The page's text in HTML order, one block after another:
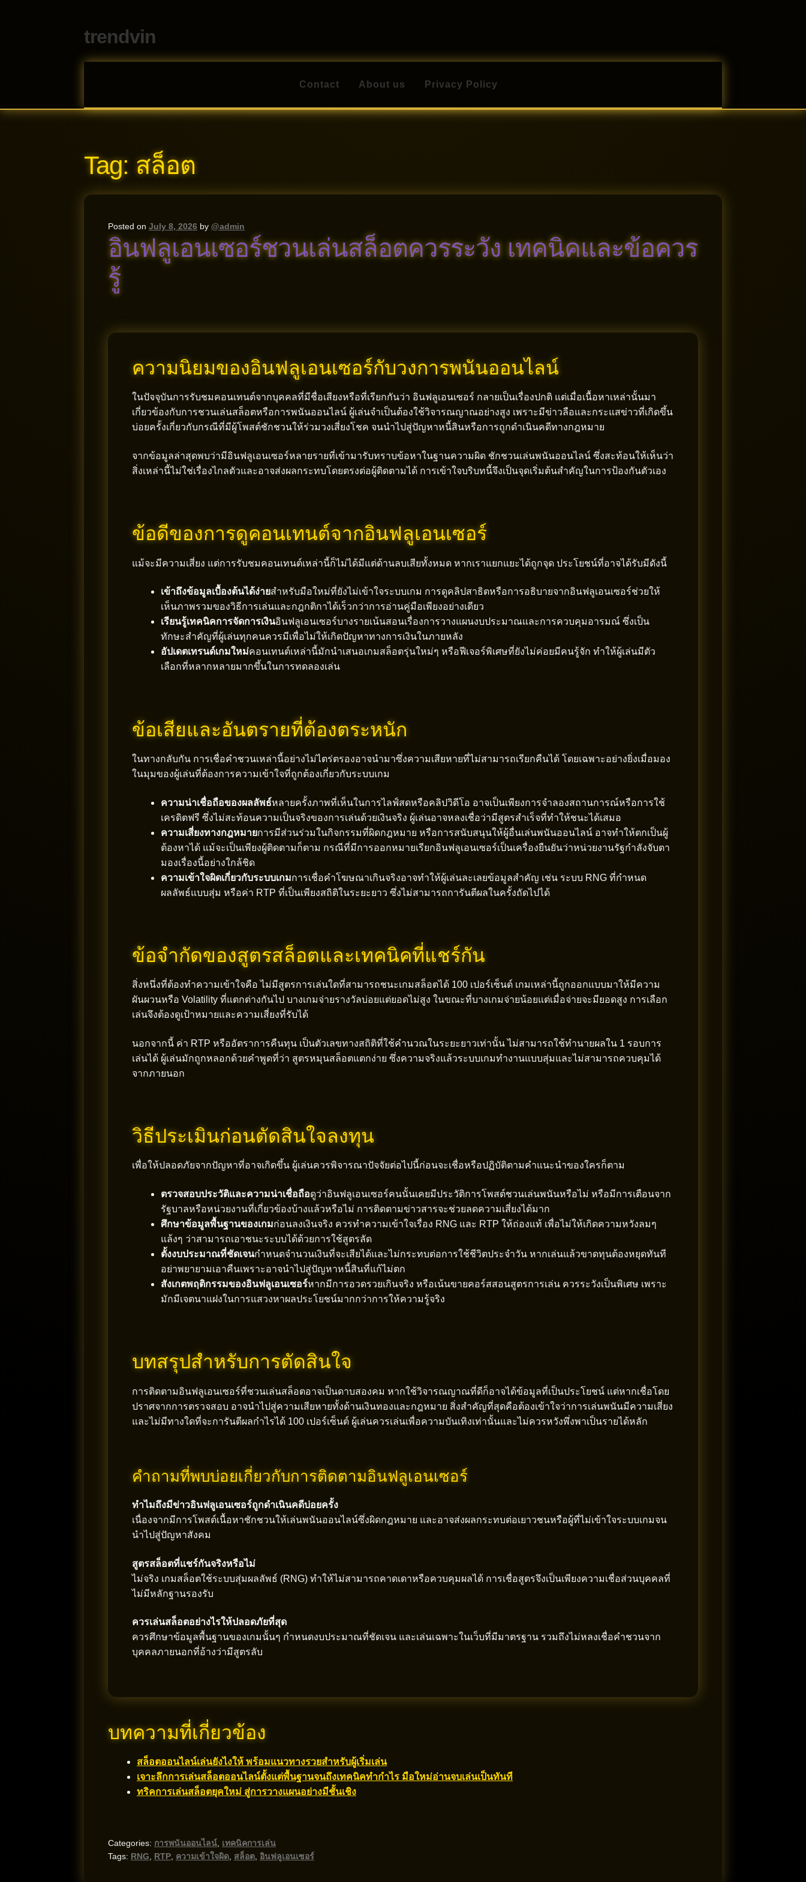
Skip
navigation
Skip
content
trendvin
Contact About us Privacy Policy
Tag: สล็อต
Posted onJuly 8, 2026 by @admin
อินฟลูเอนเซอร์ชวนเล่นสล็อตควรระวัง เทคนิคและข้อควร
รู้
ความนิยมของอินฟลูเอนเซอร์กับวงการพนันออนไลน์
ในปัจจุบันการรับชมคอนเทนต์จากบุคคลที่มีชื่อเสียงหรือที่เรียกกันว่า อินฟลูเอนเซอร์ กลายเป็นเรื่องปกติ แต่เมื่อเนื้อหาเหล่านั้นมา
เกี่ยวข้องกับการชวนเล่นสล็อตหรือการพนันออนไลน์ ผู้เล่นจำเป็นต้องใช้วิจารณญาณอย่างสูง เพราะมีข่าวลือและกระแสข่าวที่เกิดขึ้น
บ่อยครั้งเกี่ยวกับกรณีที่มีผู้โพสต์ชักชวนให้ร่วมวงเสี่ยงโชค จนนำไปสู่ปัญหาหนี้สินหรือการถูกดำเนินคดีทางกฎหมาย
จากข้อมูลล่าสุดพบว่ามีอินฟลูเอนเซอร์หลายรายที่เข้ามารับทราบข้อหาในฐานความผิด ชักชวนเล่นพนันออนไลน์ ซึ่งสะท้อนให้เห็นว่า
สิ่งเหล่านี้ไม่ใช่เรื่องไกลตัวและอาจส่งผลกระทบโดยตรงต่อผู้ติดตามได้ การเข้าใจบริบทนี้จึงเป็นจุดเริ่มต้นสำคัญในการป้องกันตัวเอง
ข้อดีของการดูคอนเทนต์จากอินฟลูเอนเซอร์
แม้จะมีความเสี่ยง แต่การรับชมคอนเทนต์เหล่านี้ก็ไม่ได้มีแต่ด้านลบเสียทั้งหมด หากเราแยกแยะได้ถูกจุด ประโยชน์ที่อาจได้รับมีดังนี้
เข้าถึงข้อมูลเบื้องต้นได้ง่ายสำหรับมือใหม่ที่ยังไม่เข้าใจระบบเกม การดูคลิปสาธิตหรือการอธิบายจากอินฟลูเอนเซอร์ช่วยให้
เห็นภาพรวมของวิธีการเล่นและกฎกติกาได้เร็วกว่าการอ่านคู่มือเพียงอย่างเดียว
เรียนรู้เทคนิคการจัดการเงินอินฟลูเอนเซอร์บางรายเน้นสอนเรื่องการวางแผนงบประมาณและการควบคุมอารมณ์ ซึ่งเป็น
ทักษะสำคัญที่ผู้เล่นทุกคนควรมีเพื่อไม่ให้เกิดปัญหาทางการเงินในภายหลัง
อัปเดตเทรนด์เกมใหม่คอนเทนต์เหล่านี้มักนำเสนอเกมสล็อตรุ่นใหม่ๆ หรือฟีเจอร์พิเศษที่ยังไม่ค่อยมีคนรู้จัก ทำให้ผู้เล่นมีตัว
เลือกที่หลากหลายมากขึ้นในการทดลองเล่น
ข้อเสียและอันตรายที่ต้องตระหนัก
ในทางกลับกัน การเชื่อคำชวนเหล่านี้อย่างไม่ไตร่ตรองอาจนำมาซึ่งความเสียหายที่ไม่สามารถเรียกคืนได้ โดยเฉพาะอย่างยิ่งเมื่อมอง
ในมุมของผู้เล่นที่ต้องการความเข้าใจที่ถูกต้องเกี่ยวกับระบบเกม
ความน่าเชื่อถือของผลลัพธ์หลายครั้งภาพที่เห็นในการไลฟ์สดหรือคลิปวิดีโอ อาจเป็นเพียงการจำลองสถานการณ์หรือการใช้
เครดิตฟรี ซึ่งไม่สะท้อนความเป็นจริงของการเล่นด้วยเงินจริง ผู้เล่นอาจหลงเชื่อว่ามีสูตรสำเร็จที่ทำให้ชนะได้เสมอ
ความเสี่ยงทางกฎหมายการมีส่วนร่วมในกิจกรรมที่ผิดกฎหมาย หรือการสนับสนุนให้ผู้อื่นเล่นพนันออนไลน์ อาจทำให้ตกเป็นผู้
ต้องหาได้ แม้จะเป็นเพียงผู้ติดตามก็ตาม กรณีที่มีการออกหมายเรียกอินฟลูเอนเซอร์เป็นเครื่องยืนยันว่าหน่วยงานรัฐกำลังจับตา
มองเรื่องนี้อย่างใกล้ชิด
ความเข้าใจผิดเกี่ยวกับระบบเกมการเชื่อคำโฆษณาเกินจริงอาจทำให้ผู้เล่นละเลยข้อมูลสำคัญ เช่น ระบบ RNG ที่กำหนด
ผลลัพธ์แบบสุ่ม หรือค่า RTP ที่เป็นเพียงสถิติในระยะยาว ซึ่งไม่สามารถการันตีผลในครั้งถัดไปได้
ข้อจำกัดของสูตรสล็อตและเทคนิคที่แชร์กัน
สิ่งหนึ่งที่ต้องทำความเข้าใจคือ ไม่มีสูตรการเล่นใดที่สามารถชนะเกมสล็อตได้ 100 เปอร์เซ็นต์ เกมเหล่านี้ถูกออกแบบมาให้มีความ
ผันผวนหรือ Volatility ที่แตกต่างกันไป บางเกมจ่ายรางวัลบ่อยแต่ยอดไม่สูง ในขณะที่บางเกมจ่ายน้อยแต่เมื่อจ่ายจะมียอดสูง การเลือก
เล่นจึงต้องดูเป้าหมายและความเสี่ยงที่รับได้
นอกจากนี้ ค่า RTP หรืออัตราการคืนทุน เป็นตัวเลขทางสถิติที่ใช้คำนวณในระยะยาวเท่านั้น ไม่สามารถใช้ทำนายผลใน 1 รอบการ
เล่นได้ ผู้เล่นมักถูกหลอกด้วยคำพูดที่ว่า สูตรหมุนสล็อตแตกง่าย ซึ่งความจริงแล้วระบบเกมทำงานแบบสุ่มและไม่สามารถควบคุมได้
จากภายนอก
วิธีประเมินก่อนตัดสินใจลงทุน
เพื่อให้ปลอดภัยจากปัญหาที่อาจเกิดขึ้น ผู้เล่นควรพิจารณาปัจจัยต่อไปนี้ก่อนจะเชื่อหรือปฏิบัติตามคำแนะนำของใครก็ตาม
ตรวจสอบประวัติและความน่าเชื่อถือดูว่าอินฟลูเอนเซอร์คนนั้นเคยมีประวัติการโพสต์ชวนเล่นพนันหรือไม่ หรือมีการเตือนจาก
รัฐบาลหรือหน่วยงานที่เกี่ยวข้องบ้างแล้วหรือไม่ การติดตามข่าวสารจะช่วยลดความเสี่ยงได้มาก
ศึกษาข้อมูลพื้นฐานของเกมก่อนลงเงินจริง ควรทำความเข้าใจเรื่อง RNG และ RTP ให้ถ่องแท้ เพื่อไม่ให้เกิดความหวังลมๆ
แล้งๆ ว่าสามารถเอาชนะระบบได้ด้วยการใช้สูตรลัด
ตั้งงบประมาณที่ชัดเจนกำหนดจำนวนเงินที่จะเสียได้และไม่กระทบต่อการใช้ชีวิตประจำวัน หากเล่นแล้วขาดทุนต้องหยุดทันที
อย่าพยายามเอาคืนเพราะอาจนำไปสู่ปัญหาหนี้สินที่แก้ไม่ตก
สังเกตพฤติกรรมของอินฟลูเอนเซอร์หากมีการอวดรวยเกินจริง หรือเน้นขายคอร์สสอนสูตรการเล่น ควรระวังเป็นพิเศษ เพราะ
มักมีเจตนาแฝงในการแสวงหาผลประโยชน์มากกว่าการให้ความรู้จริง
บทสรุปสำหรับการตัดสินใจ
การติดตามอินฟลูเอนเซอร์ที่ชวนเล่นสล็อตอาจเป็นดาบสองคม หากใช้วิจารณญาณที่ดีก็อาจได้ข้อมูลที่เป็นประโยชน์ แต่หากเชื่อโดย
ปราศจากการตรวจสอบ อาจนำไปสู่ความเสียหายทั้งด้านเงินทองและกฎหมาย สิ่งสำคัญที่สุดคือต้องเข้าใจว่าการเล่นพนันมีความเสี่ยง
และไม่มีทางใดที่จะการันตีผลกำไรได้ 100 เปอร์เซ็นต์ ผู้เล่นควรเล่นเพื่อความบันเทิงเท่านั้นและไม่ควรหวังพึ่งพาเป็นรายได้หลัก
คำถามที่พบบ่อยเกี่ยวกับการติดตามอินฟลูเอนเซอร์
ทำไมถึงมีข่าวอินฟลูเอนเซอร์ถูกดำเนินคดีบ่อยครั้ง
เนื่องจากมีการโพสต์เนื้อหาชักชวนให้เล่นพนันออนไลน์ซึ่งผิดกฎหมาย และอาจส่งผลกระทบต่อเยาวชนหรือผู้ที่ไม่เข้าใจระบบเกมจน
นำไปสู่ปัญหาสังคม
สูตรสล็อตที่แชร์กันจริงหรือไม่
ไม่จริง เกมสล็อตใช้ระบบสุ่มผลลัพธ์ (RNG) ทำให้ไม่สามารถคาดเดาหรือควบคุมผลได้ การเชื่อสูตรจึงเป็นเพียงความเชื่อส่วนบุคคลที่
ไม่มีหลักฐานรองรับ
ควรเล่นสล็อตอย่างไรให้ปลอดภัยที่สุด
ควรศึกษาข้อมูลพื้นฐานของเกมนั้นๆ กำหนดงบประมาณที่ชัดเจน และเล่นเฉพาะในเว็บที่มีมาตรฐาน รวมถึงไม่หลงเชื่อคำชวนจาก
บุคคลภายนอกที่อ้างว่ามีสูตรลับ
บทความที่เกี่ยวข้อง
สล็อตออนไลน์เล่นยังไงให้ พร้อมแนวทางรวยสำหรับผู้เริ่มเล่น
เจาะลึกการเล่นสล็อตออนไลน์ตั้งแต่พื้นฐานจนถึงเทคนิคทำกำไร มือใหม่อ่านจบเล่นเป็นทันที
ทริคการเล่นสล็อตยุคใหม่ สู่การวางแผนอย่างมีชั้นเชิง
Categories: การพนันออนไลน์, เทคนิคการเล่น
Tags: RNG, RTP, ความเข้าใจผิด, สล็อต,อินฟลูเอนเซอร์